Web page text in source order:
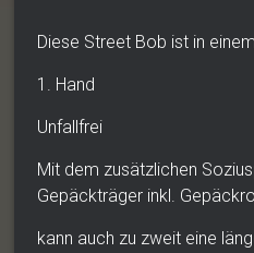
Diese Street Bob ist in
1. Hand
Unfallfrei
Mit dem zusätzlichen
Gepäckträger inkl.
kann auch zu zweit eine